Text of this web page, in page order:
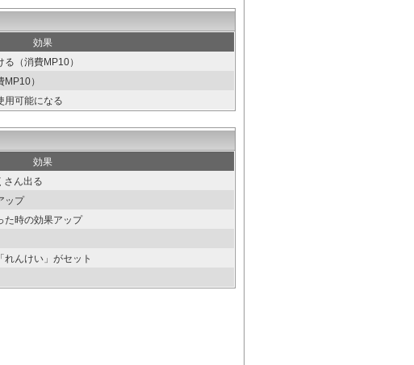
効果
（消費MP10）
）
用可能になる
効果
さん出る
ップ
た時の効果アップ
れんけい」がセット